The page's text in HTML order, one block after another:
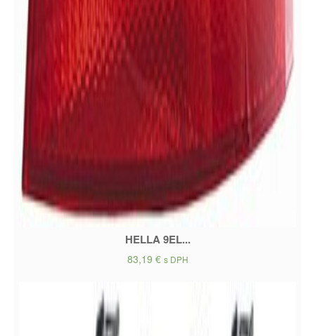
HELLA 9EL...
83,19 € s DPH